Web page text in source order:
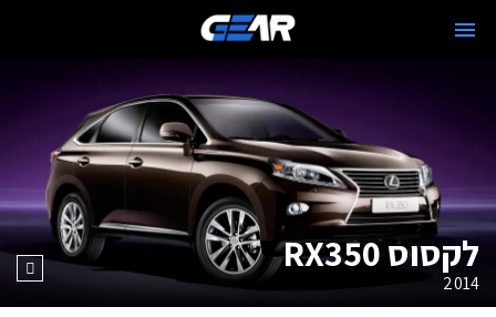
לקסוס RX350
2014